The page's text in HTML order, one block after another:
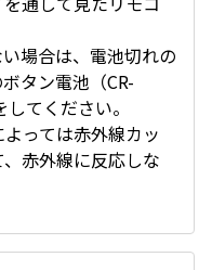
場合は、電池切れの
タン電池（CR-
てください。
っては赤外線カッ
赤外線に反応しな